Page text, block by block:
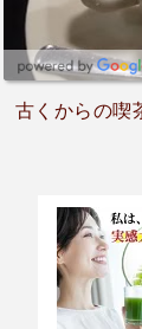
古くからの喫